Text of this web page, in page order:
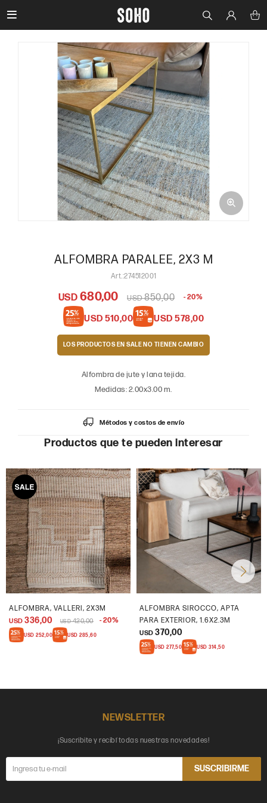

ALFOMBRA PARALEE, 2X3 M
274512001
USD 680,00 USD850,00 20
USD 510,00 USD 578,00
LOS PRODUCTOS EN SALE
Alfombra de jute y lana tejida.
Medidas: 2.00x3.00 m.
Métodos y costos de envío
Productos que te pueden interesar
ALFOMBRA, VALLERI, 2X3M
USD 336,00 USD 420,00 20
USD 252,00 USD 285,60
ALFOMBRA SIROCCO, APTA
PARA EXTERIOR, 1.6X2.3M
USD 370,00
USD 277,50 USD 314,50
NEWSLETTER
¡Suscribite y recibí todas nuestras novedades!
SUSCRIBIRME